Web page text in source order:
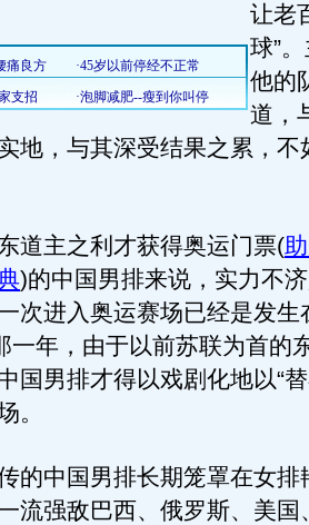
让老
球”
他的
道，
地，与其深受结果之累，不
主之利才获得奥运门票(
)的中国男排来说，实力不
次进入奥运赛场已经是发生
一年，由于以前苏联为首的
国男排才得以戏剧化地以“
。
中国男排长期笼罩在女排
流强敌巴西、俄罗斯、美国